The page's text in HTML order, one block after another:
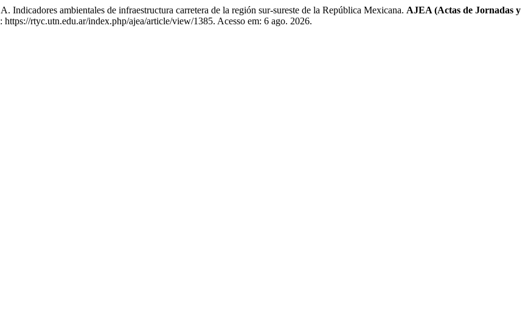
ambientales de infraestructura carretera de la región sur-sureste de la República Mexicana. AJEA (Actas de Jornadas y
rtyc.utn.edu.ar/index.php/ajea/article/view/1385. Acesso em: 6 ago. 2026.